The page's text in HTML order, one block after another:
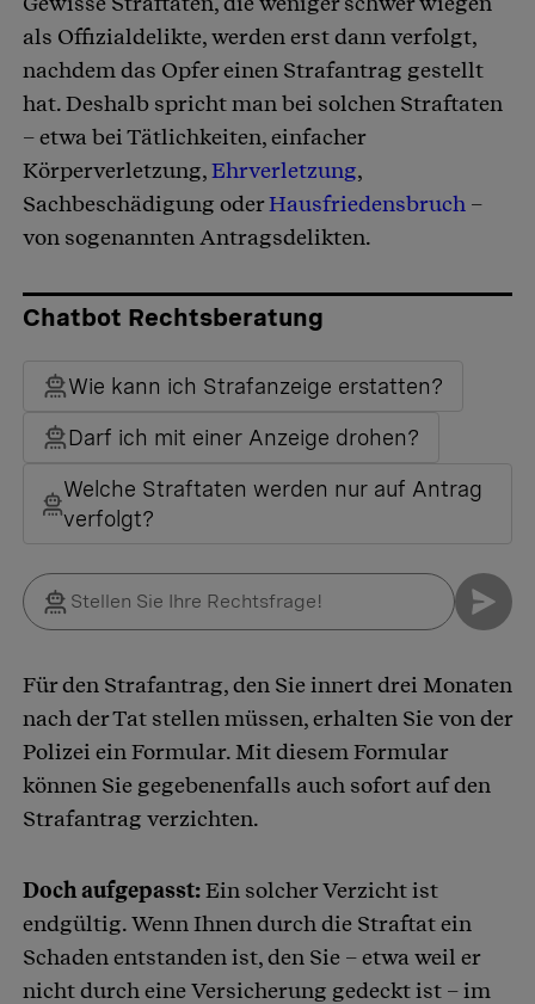
als Offizialdelikte, werden erst dann verfolgt,
nachdem das Opfer einen Strafantrag gestellt
hat. Deshalb spricht man bei solchen Straftaten
– etwa bei Tätlichkeiten, einfacher
Körperverletzung,Ehrverletzung,
Sachbeschädigung oderHausfriedensbruch –
von sogenannten Antragsdelikten.
Chatbot Rechtsberatung
Wie kann ich Strafanzeige erstatten?
Darf ich mit einer Anzeige drohen?
Welche Straftaten werden nur auf Antrag
verfolgt?
Für den Strafantrag, den Sie innert drei Monaten
nach der Tat stellen müssen, erhalten Sie von der
Polizei ein Formular. Mit diesem Formular
können Sie gegebenenfalls auch sofort auf den
Strafantrag verzichten.
Doch aufgepasst:Ein solcher Verzicht ist
endgültig. Wenn Ihnen durch die Straftat ein
Schaden entstanden ist, den Sie – etwa weil er
nicht durch eine Versicherung gedeckt ist – im